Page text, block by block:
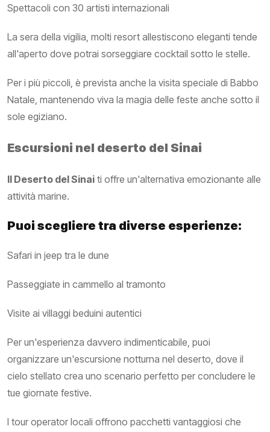
Spettacoli con 30 artisti internazionali
La sera della vigilia, molti resort allestiscono eleganti tende
all'aperto dove potrai sorseggiare cocktail sotto le stelle.
Per i più piccoli, è prevista anche la visita speciale di Babbo
Natale, mantenendo viva la magia delle feste anche sotto il
sole egiziano.
Escursioni nel deserto del Sinai
Il Deserto del Sinai ti offre un'alternativa emozionante alle
attività marine.
Puoi scegliere tra diverse esperienze:
Safari in jeep tra le dune
Passeggiate in cammello al tramonto
Visite ai villaggi beduini autentici
Per un'esperienza davvero indimenticabile, puoi
organizzare un'escursione notturna nel deserto, dove il
cielo stellato crea uno scenario perfetto per concludere le
tue giornate festive.
I tour operator locali offrono pacchetti vantaggiosi che